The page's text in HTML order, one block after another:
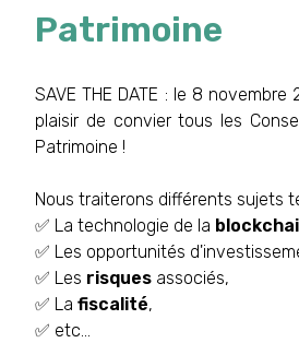
Patrimoine
SAVE THE DATE : le 8
plaisir de convier tous les
Patrimoine !
Nous traiterons différents sujets
✅ La technologie de la
✅ Les opportunités
✅ Les risques associés,
✅ Lafiscalité,
✅ etc…